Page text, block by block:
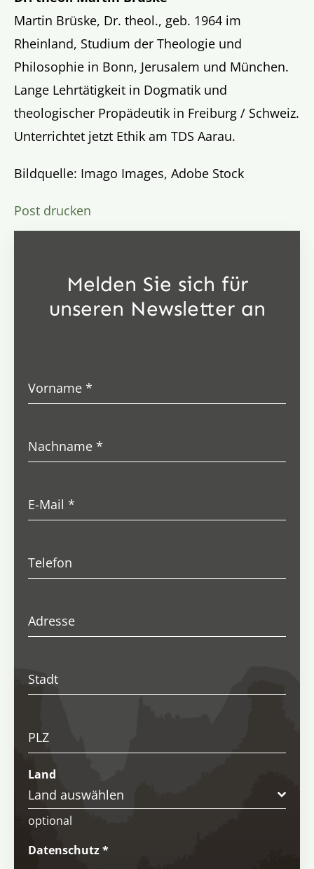
Martin Brüske, Dr. theol., geb. 1964 im
Rheinland, Studium der Theologie und
Philosophie in Bonn, Jerusalem und München.
Lange Lehrtätigkeit in Dogmatik und
theologischer Propädeutik in Freiburg / Schweiz.
Unterrichtet jetzt Ethik am TDS Aarau.
Bildquelle: Imago Images, Adobe Stock
Post drucken
Melden Sie sich für
unseren Newsletter an
Vorname*
Nachname*
E-Mail*
Telefon
Adresse
Stadt
PLZ
Land
Land auswählen
optional
Datenschutz*